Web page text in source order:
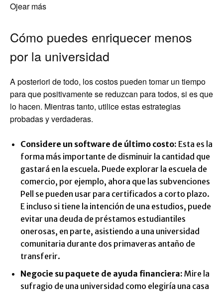
Ojear más
Cómo puedes enriquecer menos
por la universidad
A posteriori de todo, los costos pueden tomar un tiempo
para que positivamente se reduzcan para todos, si es que
lo hacen. Mientras tanto, utilice estas estrategias
probadas y verdaderas.
Considere un software de último costo: Esta es la
forma más importante de disminuir la cantidad que
gastará en la escuela. Puede explorar la escuela de
comercio, por ejemplo, ahora que las subvenciones
Pell se pueden usar para certificados a corto plazo.
E incluso si tiene la intención de una estudios, puede
evitar una deuda de préstamos estudiantiles
onerosas, en parte, asistiendo a una universidad
comunitaria durante dos primaveras antaño de
transferir.
Negocie su paquete de ayuda financiera: Mire la
sufragio de una universidad como elegiría una casa